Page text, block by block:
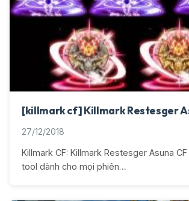
[killmark cf] Killmark Restesger
27/12/2018
Killmark CF: Killmark Restesger Asuna
tool dành cho mọi phiên…